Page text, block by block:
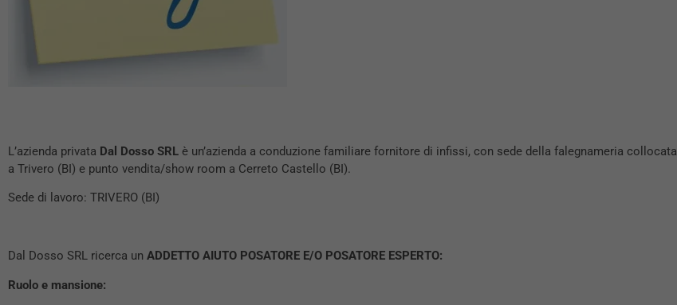
L’azienda privata Dal Dosso SRL è un’azienda a conduzione familiare fornitore di infissi, con sede della falegnameria collocata
a Trivero (BI) e punto vendita/show room a Cerreto Castello (BI).
Sede di lavoro: TRIVERO (BI)
Dal Dosso SRL ricerca un ADDETTO AIUTO POSATORE E/O POSATORE ESPERTO:
Ruolo e mansione: